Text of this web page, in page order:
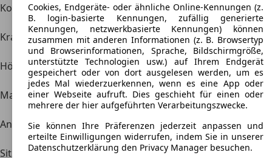
Kofferraum220–610 l
KraftstoffBenzin, Diesel
Höchstgeschwindigkeit155–160 km/h
Maße (L/B/H)3675 x 1625 x 1500 mm
AntriebVorderradantrieb
Sitze
Cookies, Endgeräte- oder ähnliche Online-Kennungen (z.
B. login-basierte Kennungen, zufällig generierte
Kennungen, netzwerkbasierte Kennungen) können
zusammen mit anderen Informationen (z. B. Browsertyp
und Browserinformationen, Sprache, Bildschirmgröße,
unterstützte Technologien usw.) auf Ihrem Endgerät
gespeichert oder von dort ausgelesen werden, um es
jedes Mal wiederzuerkennen, wenn es eine App oder
einer Webseite aufruft. Dies geschieht für einen oder
mehrere der hier aufgeführten Verarbeitungszwecke.
Sie können Ihre Präferenzen jederzeit anpassen und
erteilte Einwilligungen widerrufen, indem Sie in unserer
Datenschutzerklärung den Privacy Manager besuchen.